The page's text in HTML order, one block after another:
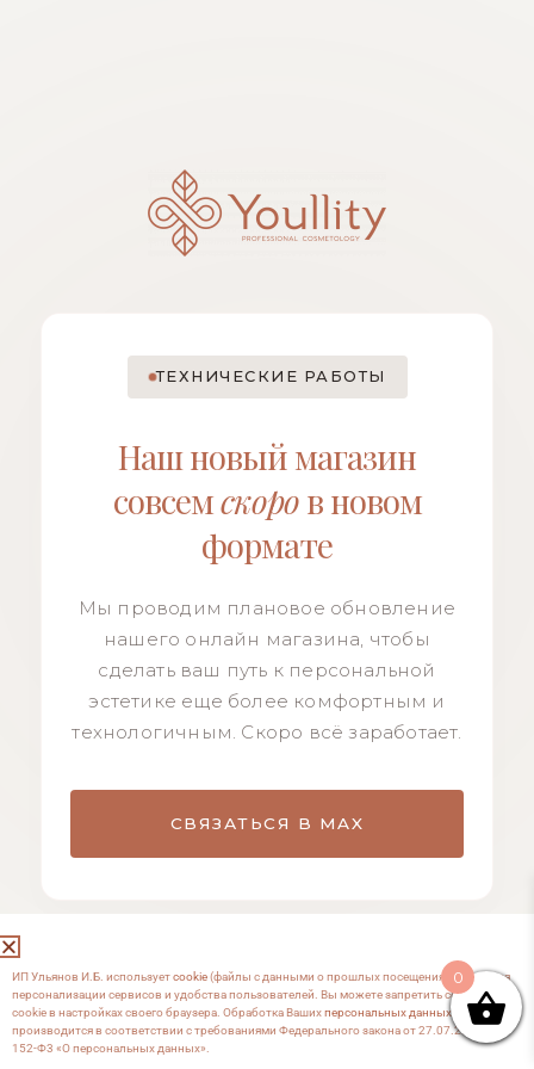
ТЕХНИЧЕСКИЕ РАБОТЫ
Наш новый магазин
совсемскоров новом
формате
Мы проводим плановое обновление
нашего онлайн магазина, чтобы
сделать ваш путь к персональной
эстетике еще более комфортным и
технологичным. Скоро всё заработает.
СВЯЗАТЬСЯ В MAX
0
ИП Ульянов И.Б. используетcookie(файлы с данными о прошлых посещениях сайта) для
персонализации сервисов и удобства пользователей. Вы можете запретить сохранение
cookie в настройках своего браузера. Обработка Вашихперсональных данных
производится в соответствии с требованиями Федерального закона от 27.07.2006 №
152-Ф3 «О персональных данных».